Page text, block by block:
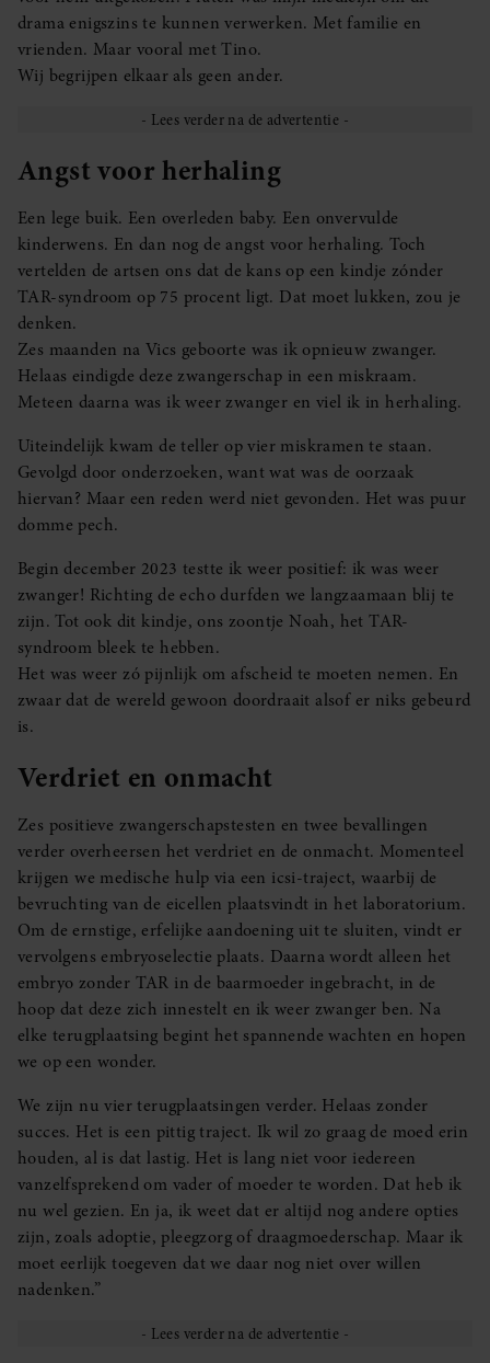
drama enigszins te kunnen verwerken. Met familie en
vrienden. Maar vooral met Tino.
Wij begrijpen elkaar als geen ander.
Angst voor herhaling
Een lege buik. Een overleden baby. Een onvervulde
kinderwens. En dan nog de angst voor herhaling. Toch
vertelden de artsen ons dat de kans op een kindje zónder
TAR-syndroom op 75 procent ligt. Dat moet lukken, zou je
denken.
Zes maanden na Vics geboorte was ik opnieuw zwanger.
Helaas eindigde deze zwangerschap in een miskraam.
Meteen daarna was ik weer zwanger en viel ik in herhaling.
Uiteindelijk kwam de teller op vier miskramen te staan.
Gevolgd door onderzoeken, want wat was de oorzaak
hiervan? Maar een reden werd niet gevonden. Het was puur
domme pech.
Begin december 2023 testte ik weer positief: ik was weer
zwanger! Richting de echo durfden we langzaamaan blij te
zijn. Tot ook dit kindje, ons zoontje Noah, het TAR-
syndroom bleek te hebben.
Het was weer zó pijnlijk om afscheid te moeten nemen. En
zwaar dat de wereld gewoon doordraait alsof er niks gebeurd
is.
Verdriet en onmacht
Zes positieve zwangerschapstesten en twee bevallingen
verder overheersen het verdriet en de onmacht. Momenteel
krijgen we medische hulp via een icsi-traject, waarbij de
bevruchting van de eicellen plaatsvindt in het laboratorium.
Om de ernstige, erfelijke aandoening uit te sluiten, vindt er
vervolgens embryoselectie plaats. Daarna wordt alleen het
embryo zonder TAR in de baarmoeder ingebracht, in de
hoop dat deze zich innestelt en ik weer zwanger ben. Na
elke terugplaatsing begint het spannende wachten en hopen
we op een wonder.
We zijn nu vier terugplaatsingen verder. Helaas zonder
succes. Het is een pittig traject. Ik wil zo graag de moed erin
houden, al is dat lastig. Het is lang niet voor iedereen
vanzelfsprekend om vader of moeder te worden. Dat heb ik
nu wel gezien. En ja, ik weet dat er altijd nog andere opties
zijn, zoals adoptie, pleegzorg of draagmoederschap. Maar ik
moet eerlijk toegeven dat we daar nog niet over willen
nadenken.”